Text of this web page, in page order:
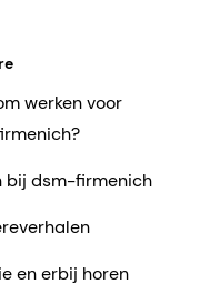
werken voor
bij dsm-firmenich
en erbij horen